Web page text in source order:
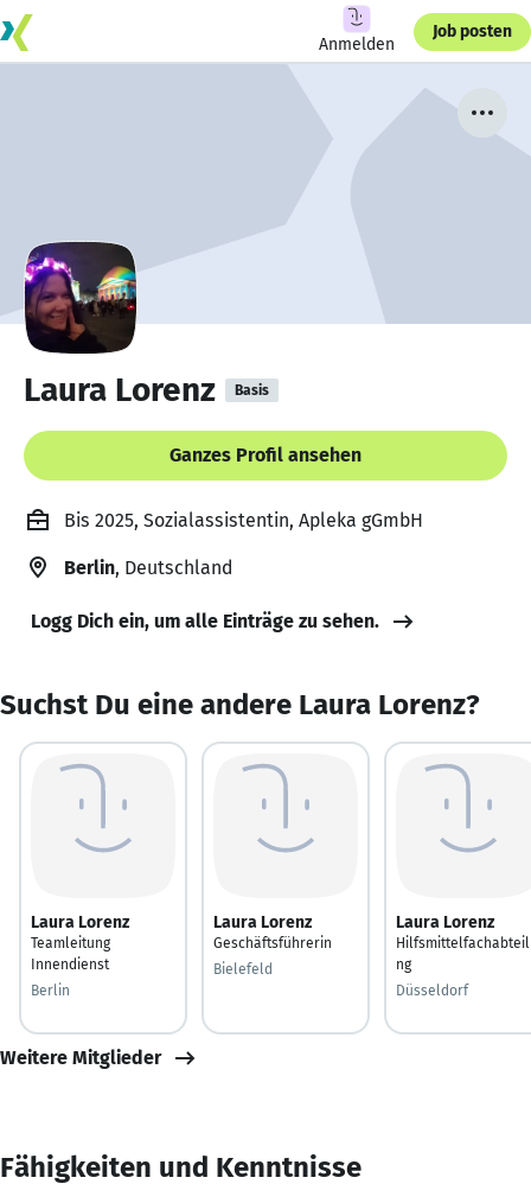
Anmelden
Job posten
Laura Lorenz Basis
Ganzes Profil ansehen
Bis 2025, Sozialassistentin, Apleka gGmbH
Berlin, Deutschland
Logg Dich ein, um alle Einträge zu sehen.
Suchst Du eine andere Laura Lorenz?
Laura Lorenz
Teamleitung
Innendienst
Berlin
Laura Lorenz
Geschäftsführerin
Bielefeld
Laura Lorenz
ng
Düsseldorf
Weitere Mitglieder
Fähigkeiten und Kenntnisse